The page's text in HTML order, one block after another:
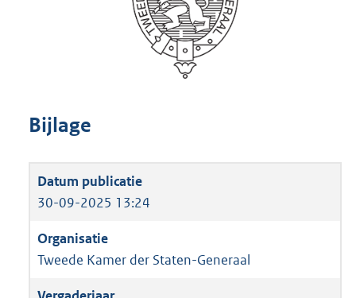
Bijlage
30-09-2025 13:24
Tweede Kamer der Staten-Generaal